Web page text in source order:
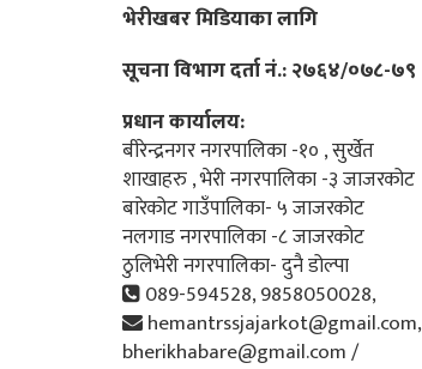
भेरीखबर मिडियाका लागि
सूचना विभाग दर्ता नं.: २७६४/०७८-७९
प्रधान कार्यालय:
बीरेन्द्रनगर नगरपालिका -१० , सुर्खेत
शाखाहरु , भेरी नगरपालिका -३ जाजरकोट
बारेकोट गाउँपालिका- ५ जाजरकोट
नलगाड नगरपालिका -८ जाजरकोट
ठुलिभेरी नगरपालिका- दुनै डोल्पा
089-594528, 9858050028,
hemantrssjajarkot@gmail.com,
bherikhabare@gmail.com /